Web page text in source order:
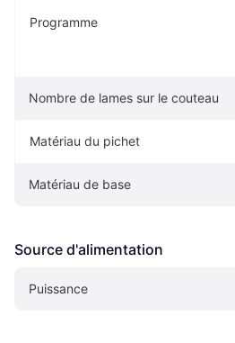
Programme
Nombre de lames sur le couteau
Matériau du pichet
Matériau de base
Source d'alimentation
Puissance